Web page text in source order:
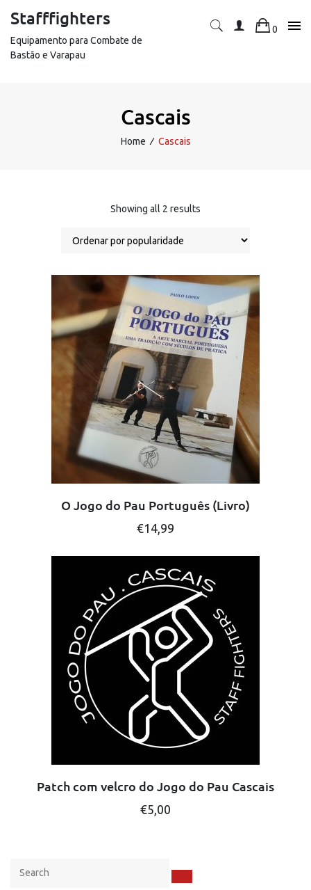
content
Stafffighters
Equipamento para Combate de
Bastão e Varapau
0
Cascais
Home ∕ Cascais
Showing all 2 results
popularity
O Jogo do Pau Português (Livro)
€14,99
Patch com velcro do Jogo do Pau Cascais
€5,00